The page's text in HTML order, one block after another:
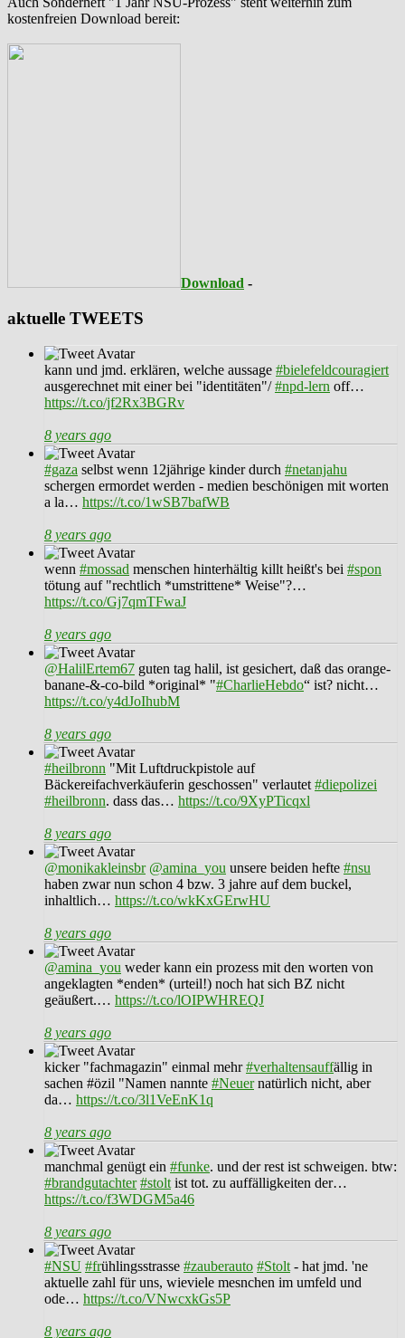
kostenfreien Download bereit:
Download -
aktuelle TWEETS
kann und jmd. erklären, welche aussage #bielefeldcouragiert
ausgerechnet mit einer bei "identitäten"/#npd-lern off…
https://t.co/jf2Rx3BGRv
8 years ago
#gaza selbst wenn 12jährige kinder durch #netanjahu
schergen ermordet werden - medien beschönigen mit worten
a la… https://t.co/1wSB7bafWB
8 years ago
wenn #mossad menschen hinterhältig killt heißt's bei #spon
tötung auf "rechtlich *umstrittene* Weise"?…
https://t.co/Gj7qmTFwaJ
8 years ago
@HalilErtem67 guten tag halil, ist gesichert, daß das orange-
banane-&-co-bild *original* "#CharlieHebdo“ ist? nicht…
https://t.co/y4dJoIhubM
8 years ago
#heilbronn "Mit Luftdruckpistole auf
Bäckereifachverkäuferin geschossen" verlautet #diepolizei
#heilbronn. dass das… https://t.co/9XyPTicqxl
8 years ago
@monikakleinsbr @amina_you unsere beiden hefte #nsu
haben zwar nun schon 4 bzw. 3 jahre auf dem buckel,
inhaltlich… https://t.co/wkKxGErwHU
8 years ago
@amina_you weder kann ein prozess mit den worten von
angeklagten *enden* (urteil!) noch hat sich BZ nicht
geäußert.… https://t.co/lOIPWHREQJ
8 years ago
kicker "fachmagazin" einmal mehr#verhaltensauffällig in
sachen #özil "Namen nannte #Neuernatürlich nicht, aber
da… https://t.co/3l1VeEnK1q
8 years ago
manchmal genügt ein #funke. und der rest ist schweigen. btw:
#brandgutachter #stolt ist tot. zu auffälligkeiten der…
https://t.co/f3WDGM5a46
8 years ago
#NSU #frühlingsstrasse #zauberauto #Stolt - hat jmd. 'ne
aktuelle zahl für uns, wieviele mesnchen im umfeld und
ode… https://t.co/VNwcxkGs5P
8 years ago